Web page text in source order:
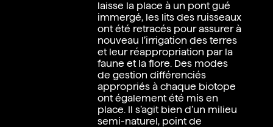
laisse la place à un pont gué
immergé, les lits des ruisseaux
ont été retracés pour assurer à
nouveau l’irrigation des terres
et leur réappropriation par la
faune et la flore. Des modes
de gestion différenciés
appropriés à chaque biotope
ont également été mis en
place. Il s’agit bien d’un milieu
semi-naturel, point de